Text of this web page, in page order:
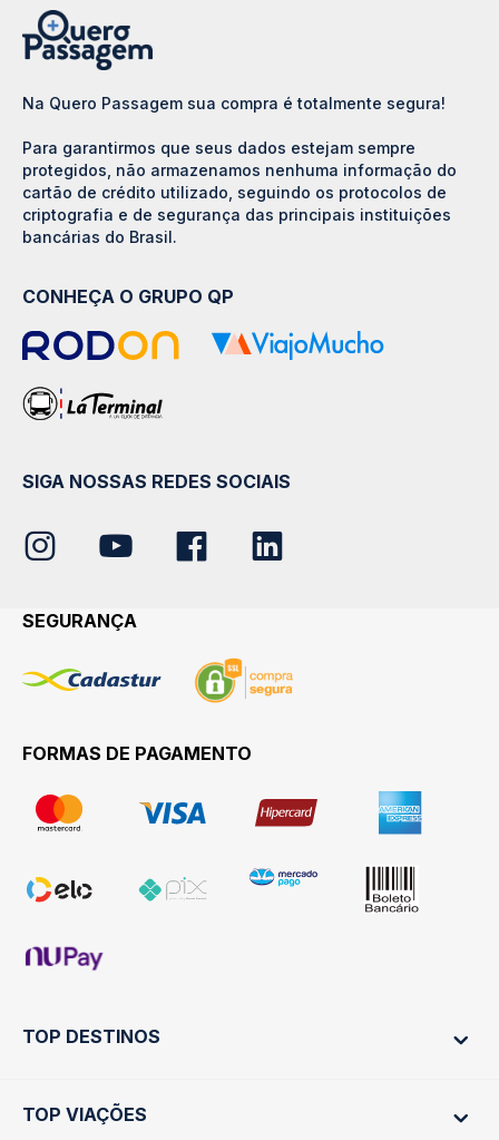
Na Quero Passagem sua compra é totalmente segura!
Para garantirmos que seus dados estejam sempre
protegidos, não armazenamos nenhuma informação do
cartão de crédito utilizado, seguindo os protocolos de
criptografia e de segurança das principais instituições
bancárias do Brasil.
CONHEÇA O GRUPO QP
SIGA NOSSAS REDES SOCIAIS
SEGURANÇA
FORMAS DE PAGAMENTO
TOP DESTINOS
Ônibus Rio de Janeiro
TOP VIAÇÕES